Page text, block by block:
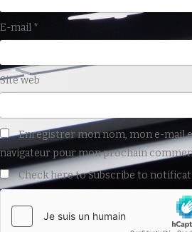
E-mail *
Site web
Enregistrer mon nom, mon e-mail
navigateur pour mon prochain
Check here to Subscribe to